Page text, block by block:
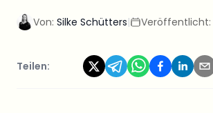
Von: Silke Schütters| Veröffentlicht:
Teilen: